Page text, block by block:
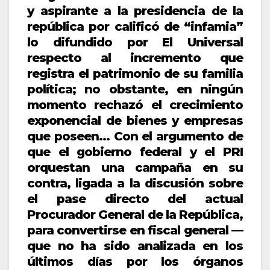
y aspirante a la presidencia de la
república por calificó de “infamia”
lo difundido por El Universal
respecto al incremento que
registra el patrimonio de su familia
política; no obstante, en ningún
momento rechazó el crecimiento
exponencial de bienes y empresas
que poseen… Con el argumento de
que el gobierno federal y el PRI
orquestan una campaña en su
contra, ligada a la discusión sobre
el pase directo del actual
Procurador General de la República,
para convertirse en fiscal general —
que no ha sido analizada en los
últimos días por los órganos